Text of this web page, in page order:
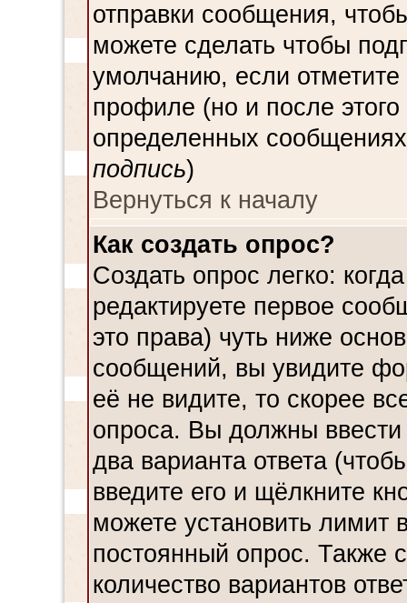
отправки сообщения,
можете сделать чтобы
умолчанию, если
профиле (но и после
определенных
подпись)
Вернуться к началу
Как создать опрос?
Создать опрос легко:
редактируете первое
это права) чуть ниже
сообщений, вы увидите
её не видите, то скорее
опроса. Вы должны
два варианта ответа
введите его и щёлкните
можете установить лимит
постоянный опрос. Также
количество вариантов